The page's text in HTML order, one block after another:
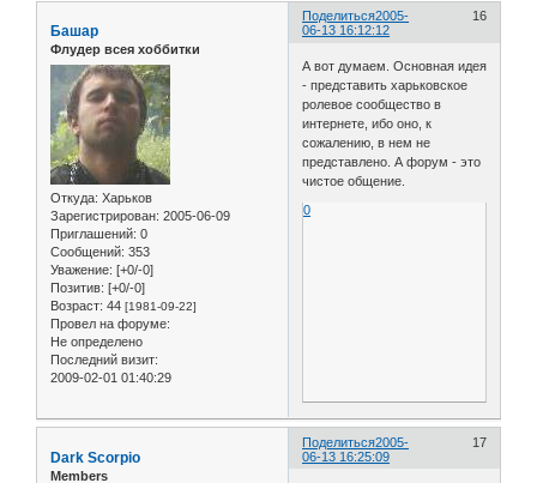
Поделиться 16
2005-
06-13 16:12:12
Башар
Флудер всея хоббитки
Откуда: Харьков
Зарегистрирован: 2005-06-09
Приглашений: 0
Сообщений: 353
Уважение: [+0/-0]
Позитив: [+0/-0]
Возраст: 44 [1981-09-22]
Провел на форуме:
Не определено
Последний визит:
2009-02-01 01:40:29
А вот думаем. Основная идея
- представить харьковское
ролевое сообщество в
интернете, ибо оно, к
сожалению, в нем не
представлено. А форум - это
чистое общение.
0
Поделиться 17
2005-
06-13 16:25:09
Dark Scorpio
Members